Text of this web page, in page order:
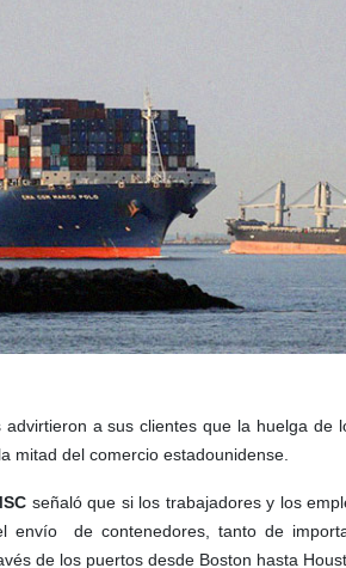
advirtieron a sus clientes que la huelga de
mitad del comercio estadounidense.
señaló que si los trabajadores y los
envío de contenedores, tanto de
de los puertos desde Boston hasta